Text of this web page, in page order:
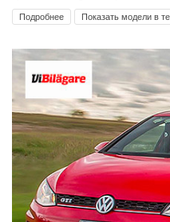
Подробнее Показать модели в